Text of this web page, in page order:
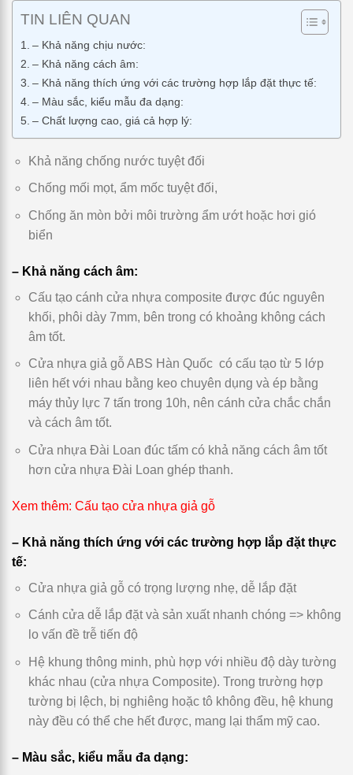
TIN LIÊN QUAN
– Khả năng chịu nước:
– Khả năng cách âm:
– Khả năng thích ứng với các trường hợp lắp đặt thực tế:
– Màu sắc, kiểu mẫu đa dạng:
– Chất lượng cao, giá cả hợp lý:
Khả năng chống nước tuyệt đối
Chống mối mọt, ẩm mốc tuyệt đối,
Chống ăn mòn bởi môi trường ẩm ướt hoặc hơi gió
biển
– Khả năng cách âm:
Cấu tạo cánh cửa nhựa composite được đúc nguyên
khối, phôi dày 7mm, bên trong có khoảng không cách
âm tốt.
Cửa nhựa giả gỗ ABS Hàn Quốc có cấu tạo từ 5 lớp
liên hết với nhau bằng keo chuyên dụng và ép bằng
máy thủy lực 7 tấn trong 10h, nên cánh cửa chắc chắn
và cách âm tốt.
Cửa nhựa Đài Loan đúc tấm có khả năng cách âm tốt
hơn cửa nhựa Đài Loan ghép thanh.
Xem thêm: Cấu tạo cửa nhựa giả gỗ
– Khả năng thích ứng với các trường hợp lắp đặt thực
tế:
Cửa nhựa giả gỗ có trọng lượng nhẹ, dễ lắp đặt
Cánh cửa dễ lắp đặt và sản xuất nhanh chóng => không
lo vấn đề trễ tiến độ
Hệ khung thông minh, phù hợp với nhiều độ dày tường
khác nhau (cửa nhựa Composite). Trong trường hợp
tường bị lệch, bị nghiêng hoặc tô không đều, hệ khung
này đều có thể che hết được, mang lại thẩm mỹ cao.
– Màu sắc, kiểu mẫu đa dạng: